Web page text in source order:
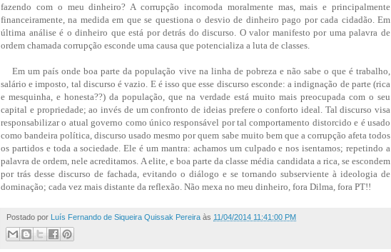
fazendo com o meu dinheiro? A corrupção incomoda moralmente mas, mais e principalmente
financeiramente, na medida em que se questiona o desvio de dinheiro pago por cada cidadão. Em
última análise é o dinheiro que está por detrás do discurso. O valor manifesto por uma palavra de
ordem chamada corrupção esconde uma causa que potencializa a luta de classes.
Em um país onde boa parte da população vive na linha de pobreza e não sabe o que é trabalho,
salário e imposto, tal discurso é vazio. E é isso que esse discurso esconde: a indignação de parte (rica
e mesquinha, e honesta??) da população, que na verdade está muito mais preocupada com o seu
capital e propriedade; ao invés de um confronto de ideias prefere o conforto ideal. Tal discurso visa
responsabilizar o atual governo como único responsável por tal comportamento distorcido e é usado
como bandeira política, discurso usado mesmo por quem sabe muito bem que a corrupção afeta todos
os partidos e toda a sociedade. Ele é um mantra: achamos um culpado e nos isentamos; repetindo a
palavra de ordem, nele acreditamos. A elite, e boa parte da classe média candidata a rica, se escondem
por trás desse discurso de fachada, evitando o diálogo e se tornando subserviente à ideologia de
dominação; cada vez mais distante da reflexão. Não mexa no meu dinheiro, fora Dilma, fora PT!!
Postado por Luís Fernando de Siqueira Quissak Pereira às 11/04/2014 11:41:00 PM